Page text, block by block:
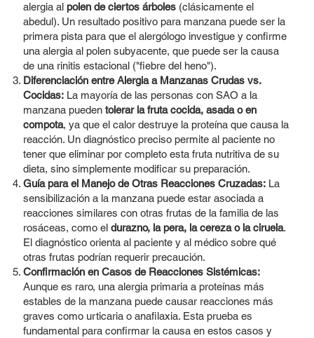
alergia al polen de ciertos árboles(clásicamente el
abedul). Un resultado positivo para manzana puede ser la
primera pista para que el alergólogo investigue y confirme
una alergia al polen subyacente, que puede ser la causa
de una rinitis estacional ("fiebre del heno").
Diferenciación entre Alergia a Manzanas Crudas vs.
Cocidas:La mayoría de las personas con SAO a la
manzana pueden tolerar la fruta cocida, asada o en
compota, ya que el calor destruye la proteína que causa la
reacción. Un diagnóstico preciso permite al paciente no
tener que eliminar por completo esta fruta nutritiva de su
dieta, sino simplemente modificar su preparación.
Guía para el Manejo de Otras Reacciones Cruzadas:La
sensibilización a la manzana puede estar asociada a
reacciones similares con otras frutas de la familia de las
rosáceas, como el durazno, la pera, la cereza o la ciruela.
El diagnóstico orienta al paciente y al médico sobre qué
otras frutas podrían requerir precaución.
Confirmación en Casos de Reacciones Sistémicas:
Aunque es raro, una alergia primaria a proteínas más
estables de la manzana puede causar reacciones más
graves como urticaria o anafilaxia. Esta prueba es
fundamental para confirmar la causa en estos casos y